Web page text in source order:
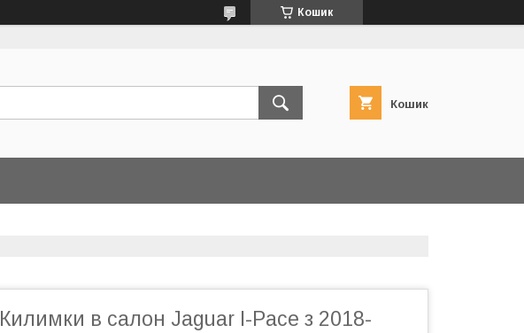
Кошик
Кошик
Килимки в салон Jaguar I-Pace з 2018-